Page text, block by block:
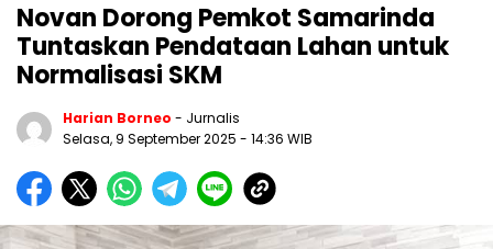
Novan Dorong Pemkot Samarinda
Tuntaskan Pendataan Lahan untuk
Normalisasi SKM
Harian Borneo - Jurnalis
Selasa, 9 September 2025 - 14:36 WIB